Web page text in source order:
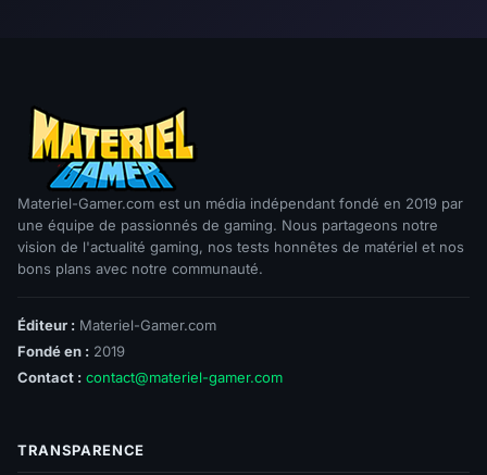
Materiel-Gamer.com est un média indépendant fondé en 2019 par
une équipe de passionnés de gaming. Nous partageons notre
vision de l'actualité gaming, nos tests honnêtes de matériel et nos
bons plans avec notre communauté.
Éditeur : Materiel-Gamer.com
Fondé en : 2019
Contact : contact@materiel-gamer.com
TRANSPARENCE